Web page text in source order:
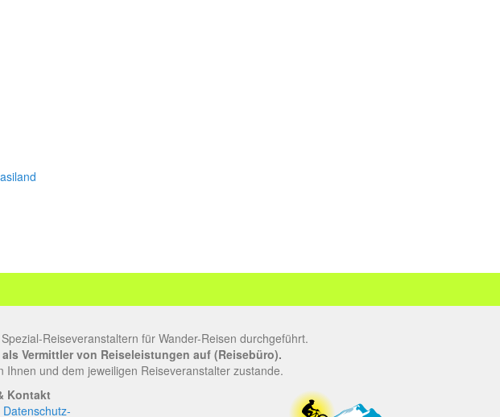
Reiseveranstaltern für Wander-Reisen durchgeführt.
Vermittler von Reiseleistungen auf (Reisebüro).
und dem jeweiligen Reiseveranstalter zustande.
Kontakt
Datenschutz-